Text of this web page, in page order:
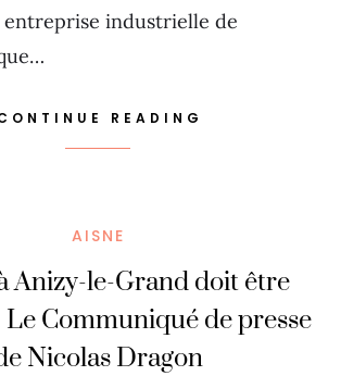
industrielle de
READING
AISNE
Anizy-le-Grand doit être
Le Communiqué de presse
Nicolas Dragon